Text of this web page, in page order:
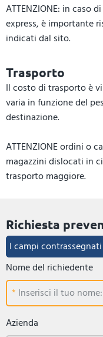
ATTENZIONE: in caso
express, è importante
indicati dal sito.
Trasporto
Il costo di trasporto è
varia in funzione del
destinazione.
ATTENZIONE ordini o
magazzini dislocati in
trasporto maggiore.
Richiesta
I campi
Nome del richiedente
Inserisci il tuo nome:
Azienda